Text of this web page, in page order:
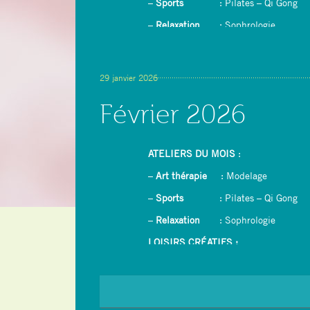
– Sports
: Pilates – Qi Gong
– Relaxation : Sophrologie
– Yoga du rire
29 janvier 2026
Février 2026
ATELIERS DU MOIS :
– Art thérapie : Modelage
– Sports
: Pilates – Qi Gong
– Relaxation : Sophrologie
LOISIRS CRÉATIFS :